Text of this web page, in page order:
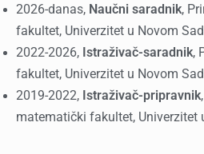
2026-danas, Naučni saradnik,
fakultet, Univerzitet u Novom
2022-2026, Istraživač-saradnik,
fakultet, Univerzitet u Novom
2019-2022, Istraživač-pripravnik
matematički fakultet, Univerzitet